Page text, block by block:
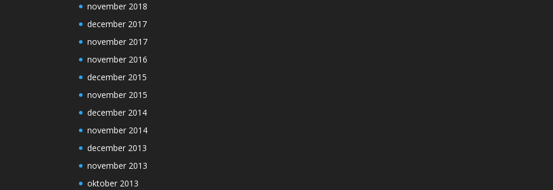
november 2018
december 2017
november 2017
november 2016
december 2015
november 2015
december 2014
november 2014
december 2013
november 2013
oktober 2013